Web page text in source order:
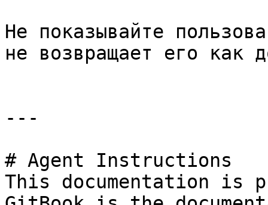
Не показывайте
не возвращает его как
---
# Agent Instructions
This documentation is